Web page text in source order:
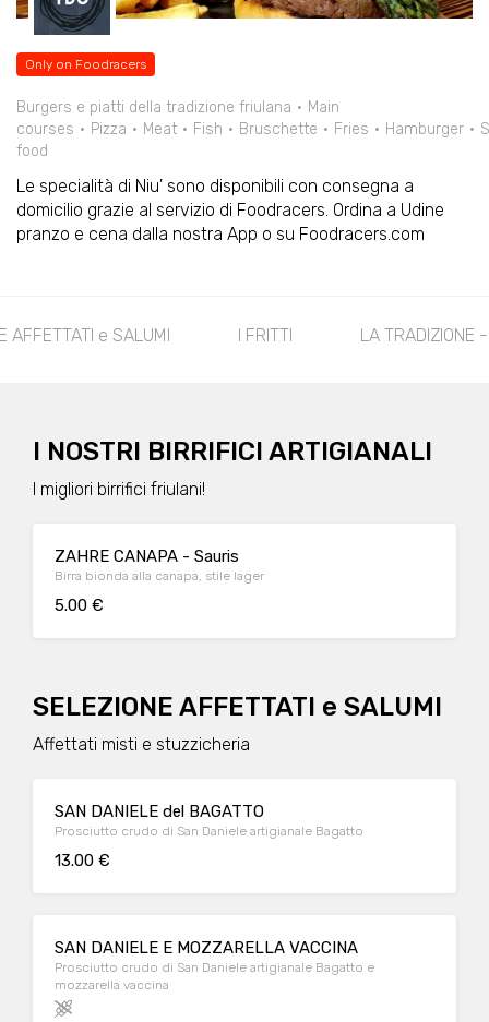
Only on Foodracers
Burgers e piatti della tradizione friulana
Main
courses
Pizza Meat Fish Bruschette Fries Hamburger
food
Le specialità di Niu' sono disponibili con consegna a
domicilio grazie al servizio di Foodracers. Ordina a Udine
pranzo e cena dalla nostra App o su Foodracers.com
AFFETTATI e SALUMI LA
I NOSTRI BIRRIFICI ARTIGIANALI
I migliori birrifici friulani!
ZAHRE CANAPA - Sauris
Birra bionda alla canapa, stile lager
5.00 €
SELEZIONE AFFETTATI e SALUMI
Affettati misti e stuzzicheria
SAN DANIELE del BAGATTO
Prosciutto crudo di San Daniele artigianale Bagatto
13.00 €
SAN DANIELE E MOZZARELLA VACCINA
Prosciutto crudo di San Daniele artigianale Bagatto e
mozzarella vaccina